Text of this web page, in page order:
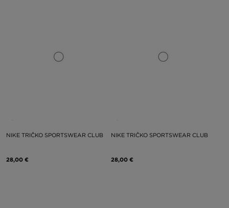
NIKE TRIČKO SPORTSWEAR CLUB
28,00 €
NIKE TRIČKO SPORTSWEAR CLUB
28,00 €